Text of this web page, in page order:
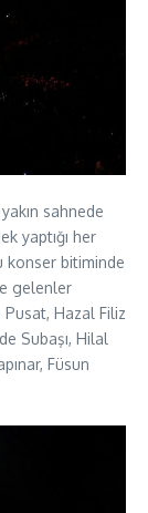
sahnede
yaptığı her
konser bitiminde
gelenler
Pusat, Hazal Filiz
Subaşı, Hilal
Füsun